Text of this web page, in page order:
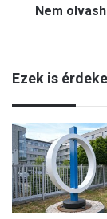
g
y
n
e
m
z
f
é
e
t
p
á
Nem
Ezek is